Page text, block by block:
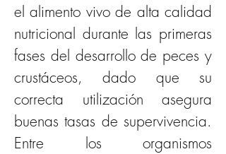
el alimento vivo de alta calidad
nutricional durante las primeras
fases del desarrollo de peces y
crustáceos, dado que su
correcta utilización asegura
buenas tasas de supervivencia.
Entre los organismos